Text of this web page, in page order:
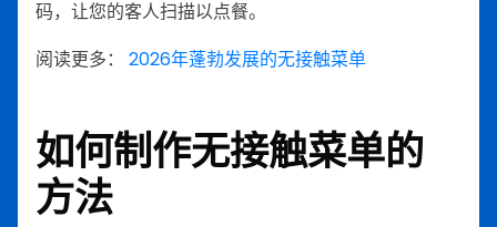
码，让您的客人扫描以点餐。
阅读更多： 2026年蓬勃发展的无接触菜单
如何制作无接触菜单的
方法